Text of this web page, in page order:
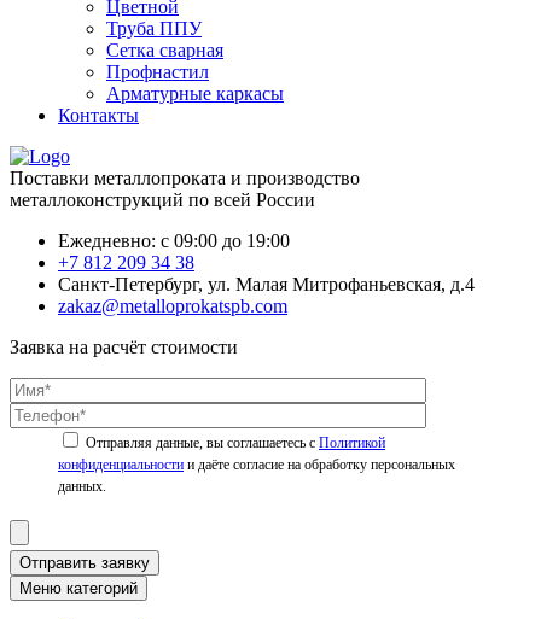
Цветной
Труба ППУ
Сетка сварная
Профнастил
Арматурные каркасы
Контакты
Поставки металлопроката и производство
металлоконструкций по всей России
Ежедневно: с 09:00 до 19:00
+7 812 209 34 38
Санкт-Петербург, ул. Малая Митрофаньевская, д.4
zakaz@metalloprokatspb.com
Заявка на расчёт стоимости
Политикой
конфиденциальности
Отправить заявку
Меню категорий